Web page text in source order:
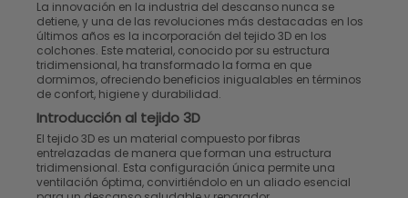
La innovación en la industria del descanso nunca se
detiene, y una de las revoluciones más destacadas en los
últimos años es la incorporación del tejido 3D en los
colchones. Este material, conocido por su estructura
tridimensional, ha transformado la forma en que
dormimos, ofreciendo beneficios inigualables en términos
de confort, higiene y durabilidad.
Introducción al tejido 3D
El tejido 3D es un material compuesto por fibras
entrelazadas de manera que forman una estructura
tridimensional. Esta configuración única permite una
ventilación óptima, convirtiéndolo en un aliado esencial